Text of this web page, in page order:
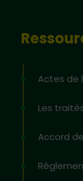
Actes de
Les
Accord